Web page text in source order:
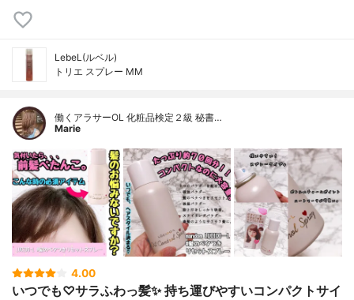
LebeL(ルベル)
トリエ スプレー MM
働くアラサーOL 化粧品検定２級 秘書…
Marie
4.00
いつでも♡サラふわっ髪✨ 持ち運びやすいコンパクトサイ